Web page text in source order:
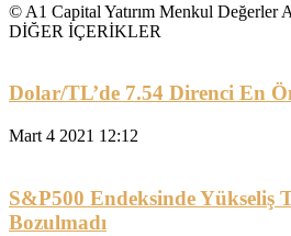
© A1 Capital Yatırım Menkul Değerler
DİĞER İÇERİKLER
Dolar/TL’de 7.54 Direnci En
Mart 4 2021 12:12
S&P500 Endeksinde Yükseliş
Bozulmadı